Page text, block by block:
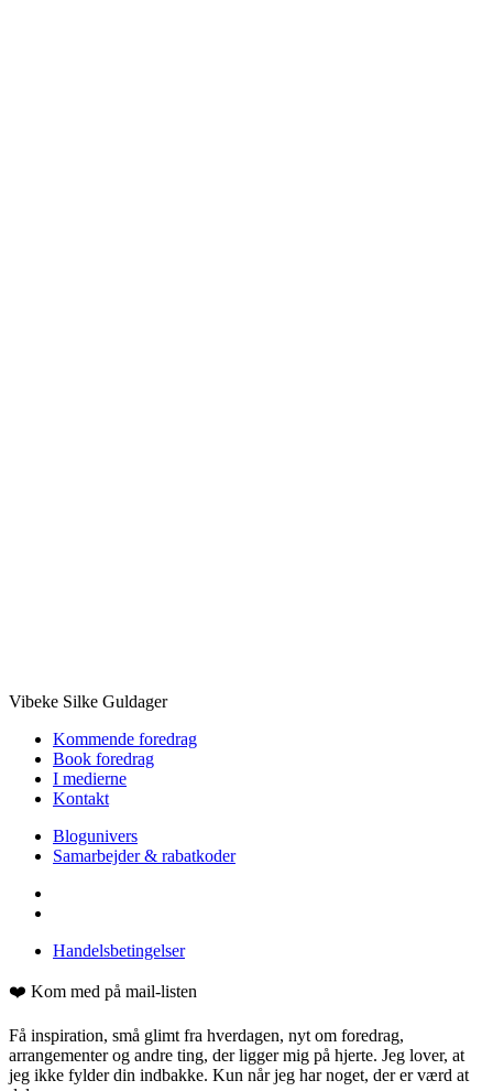
Vibeke Silke Guldager
Kommende foredrag
Book foredrag
I medierne
Kontakt
Blogunivers
Samarbejder & rabatkoder
Handelsbetingelser
❤️ Kom med på mail-listen
Få inspiration, små glimt fra hverdagen, nyt om foredrag,
arrangementer og andre ting, der ligger mig på hjerte. Jeg lover, at
jeg ikke fylder din indbakke. Kun når jeg har noget, der er værd at